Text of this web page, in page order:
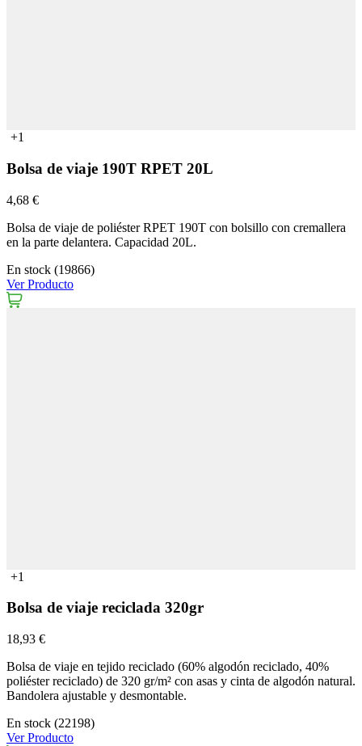
+1
Bolsa de viaje 190T RPET 20L
4,68 €
Bolsa de viaje de poliéster RPET 190T con bolsillo con cremallera
en la parte delantera. Capacidad 20L.
En stock (19866)
Ver Producto
+1
Bolsa de viaje reciclada 320gr
18,93 €
Bolsa de viaje en tejido reciclado (60% algodón reciclado, 40%
poliéster reciclado) de 320 gr/m² con asas y cinta de algodón natural.
Bandolera ajustable y desmontable.
En stock (22198)
Ver Producto